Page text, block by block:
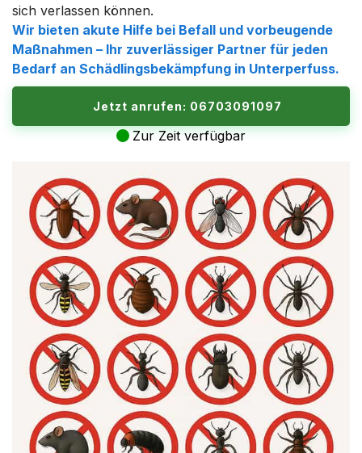
sich verlassen können.
Wir bieten akute Hilfe bei Befall und vorbeugende
Maßnahmen – Ihr zuverlässiger Partner für jeden
Bedarf an Schädlingsbekämpfung in Unterperfuss.
Jetzt anrufen: 06703091097
Zur Zeit verfügbar